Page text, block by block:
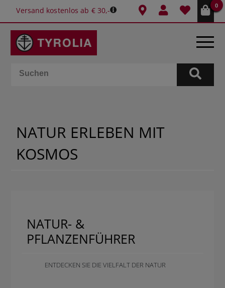
Versand kostenlos ab € 30,-
0
BÜCHER
SPIELE
KALENDER
SCHULE & BÜRO
BUCHTIPPS
NATUR ERLEBEN MIT
KOSMOS
NATUR- &
PFLANZENFÜHRER
ENTDECKEN SIE DIE VIELFALT DER NATUR